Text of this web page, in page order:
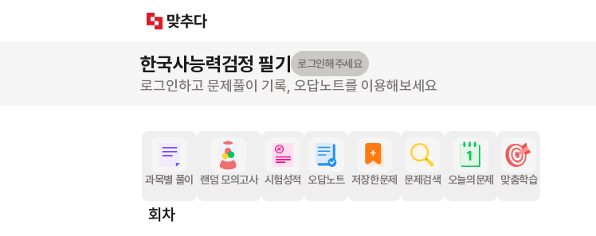
한국사능력검정 필기 로그인해주세요
로그인하고 문제풀이 기록, 오답노트를 이용해보세요
과목별 풀이 랜덤 모의고사 시험성적 오답노트 저장한문제 문제검색 오늘의문제 맞춤학습
회차